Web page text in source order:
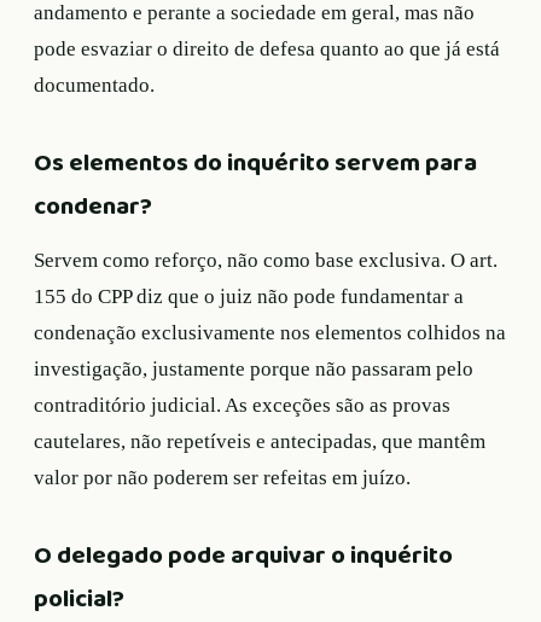
andamento e perante a sociedade em geral, mas não
pode esvaziar o direito de defesa quanto ao que já está
documentado.
Os elementos do inquérito servem para
condenar?
Servem como reforço, não como base exclusiva. O art.
155 do CPP diz que o juiz não pode fundamentar a
condenação exclusivamente nos elementos colhidos na
investigação, justamente porque não passaram pelo
contraditório judicial. As exceções são as provas
cautelares, não repetíveis e antecipadas, que mantêm
valor por não poderem ser refeitas em juízo.
O delegado pode arquivar o inquérito
policial?